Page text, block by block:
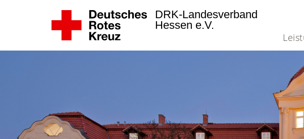
DRK-Landesverband
Hessen e.V.